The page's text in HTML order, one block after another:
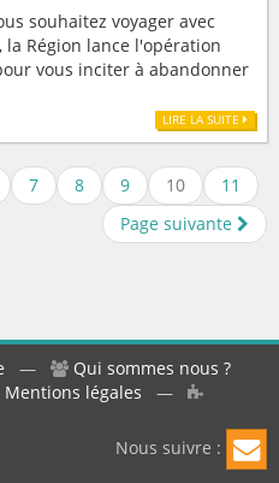
souhaitez voyager avec
la Région lance l'opération
vous inciter à abandonner
LIRE LA SUITE
7 8 9 10
11
Page suivante
—
Qui sommes nous ?
Mentions légales —
Nous suivre :